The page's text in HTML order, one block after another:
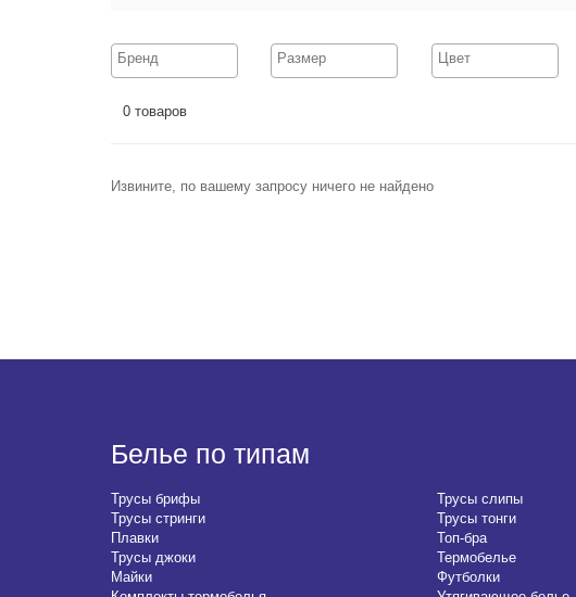
0 товаров
Извините, по вашему запросу ничего не найдено
Белье по типам
Трусы брифы Трусы слипы
Трусы стринги
Трусы тонги
Плавки
Топ-бра
Трусы джоки
Термобелье
Майки
Футболки